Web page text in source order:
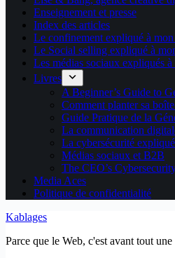
Enseignement et presse
Index des articles
Le confinement expliqué à mon
Le Social selling expliqué à
Les médias sociaux expliqués à
Livres
A Beginner’s Guide to
Comment planter sa
Guide Pratique de la
La communication
La cybersécurité
Médias sociaux et B2B
The CEO’s
Media Aces
Politique de confidentialité
Kablages
Parce que le Web, c'est avant tout